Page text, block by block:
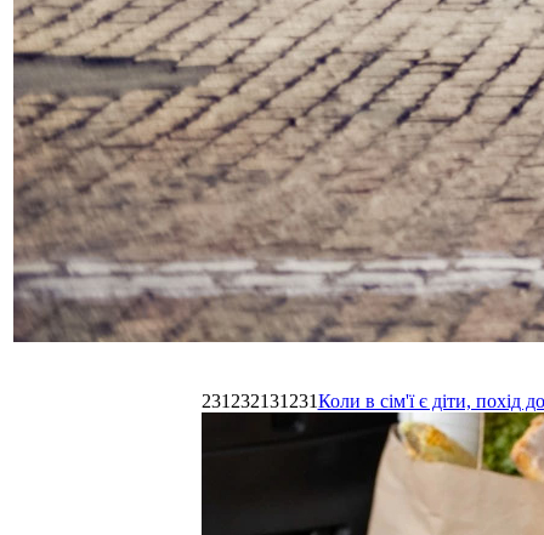
231232131231Коли в сім'ї є діти,